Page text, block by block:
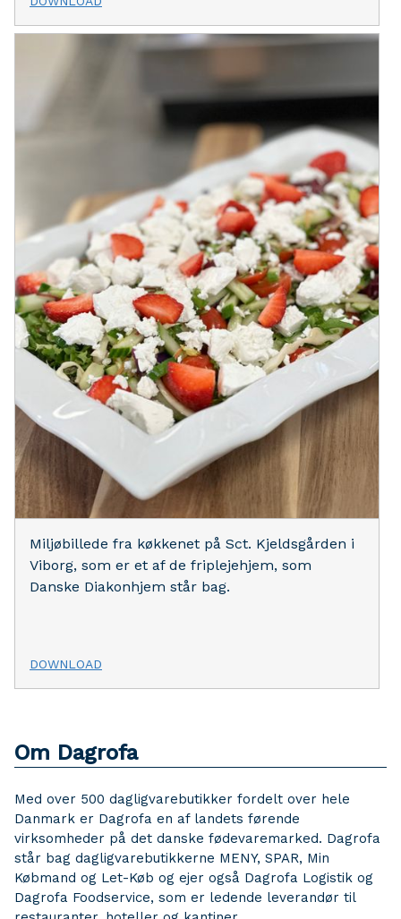
Miljøbillede fra køkkenet på Sct. Kjeldsgården i
Viborg, som er et af de friplejehjem, som
Danske Diakonhjem står bag.
DOWNLOAD
Om Dagrofa
Med over 500 dagligvarebutikker fordelt over hele
Danmark er Dagrofa en af landets førende
virksomheder på det danske fødevaremarked. Dagrofa
står bag dagligvarebutikkerne MENY, SPAR, Min
Købmand og Let-Køb og ejer også Dagrofa Logistik og
Dagrofa Foodservice, som er ledende leverandør til